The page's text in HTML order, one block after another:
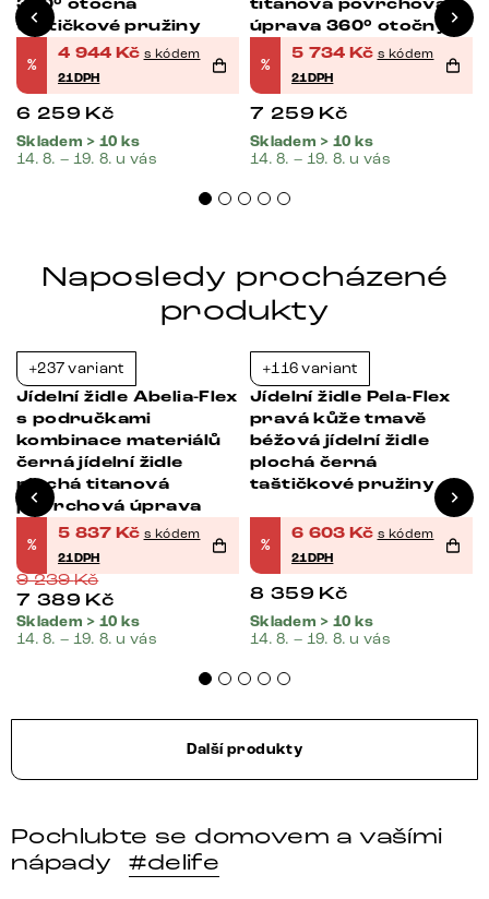
360° otočná
taštičkové pružiny
%
4 944 Kč s kódem
21DPH
6 259 Kč
Skladem > 10 ks
14. 8. – 19. 8. u vás
titanová povrchová
úprava 360° otočný
taštičkové pružiny
%
5 734 Kč s kódem
21DPH
7 259 Kč
Skladem > 10 ks
14. 8. – 19. 8. u vás
Naposledy procházené
produkty
+237 variant
Jídelní židle Abelia-Flex
s područkami
kombinace materiálů
černá jídelní židle
plochá titanová
povrchová úprava
%
5 837 Kč s kódem
21DPH
9 239Kč
7 389 Kč
Skladem > 10 ks
14. 8. – 19. 8. u vás
+116 variant
Jídelní židle Pela-Flex
pravá kůže tmavě
béžová jídelní židle
plochá černá
taštičkové pružiny
%
6 603 Kč s kódem
21DPH
8 359 Kč
Skladem > 10 ks
14. 8. – 19. 8. u vás
Další produkty
Pochlubte se domovem a vašími
nápady
#delife